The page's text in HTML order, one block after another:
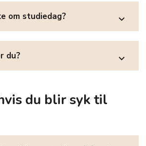
om studiedag? expand_more
du? expand_more
du blir syk til